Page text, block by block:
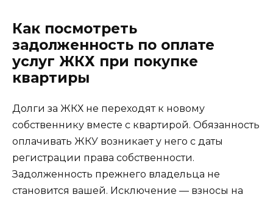
Как посмотреть
задолженность по оплате
услуг ЖКХ при покупке
квартиры
Долги за ЖКХ не переходят к новому
собственнику вместе с квартирой. Обязанность
оплачивать ЖКУ возникает у него с даты
регистрации права собственности.
Задолженность прежнего владельца не
становится вашей. Исключение — взносы на